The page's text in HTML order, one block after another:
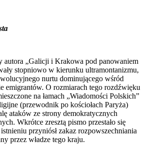
autora „Galicji i Krakowa pod panowaniem
stopniowo w kierunku ultramontanizmu,
nurtu dominującego wśród
emigrantów. O rozmiarach tego rozdźwięku
na łamach „Wiadomości Polskich”
(przewodnik po kościołach Paryża)
ataków ze strony demokratycznych
Wkrótce zresztą pismo przestało się
przyniósł zakaz rozpowszechniania
przez władze tego kraju.